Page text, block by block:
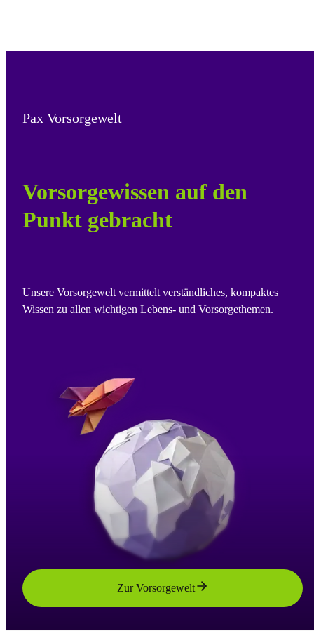
Pax Vorsorgewelt
Vorsorgewissen auf den
Punkt gebracht
Unsere Vorsorgewelt vermittelt verständliches, kompaktes
Wissen zu allen wichtigen Lebens- und Vorsorgethemen.
Zur Vorsorgewelt